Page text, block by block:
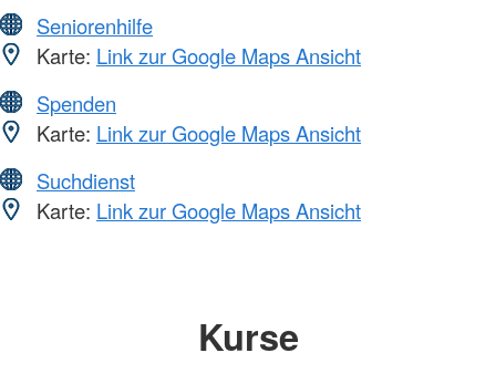
Seniorenhilfe
Karte: Link zur Google Maps Ansicht
Spenden
Karte: Link zur Google Maps Ansicht
Suchdienst
Karte: Link zur Google Maps Ansicht
Kurse